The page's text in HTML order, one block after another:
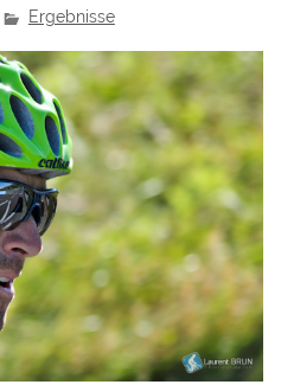
Ergebnisse